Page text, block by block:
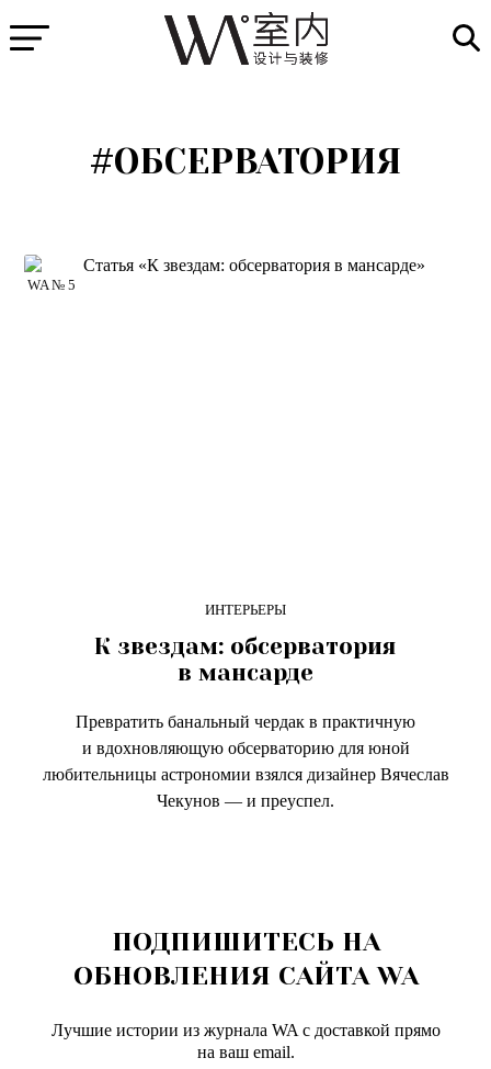
#ОБСЕРВАТОРИЯ
WA № 5
ИНТЕРЬЕРЫ
К звездам: обсерватория
в мансарде
Превратить банальный чердак в практичную
и вдохновляющую обсерваторию для юной
любительницы астрономии взялся дизайнер Вячеслав
Чекунов — и преуспел.
ПОДПИШИТЕСЬ НА
ОБНОВЛЕНИЯ САЙТА WA
Лучшие истории из журнала WA c доставкой прямо
на ваш email.